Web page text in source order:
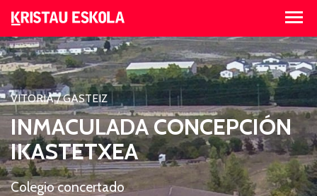
VITORIA / GASTEIZ
INMACULADA CONCEPCIÓN
IKASTETXEA
Colegio concertado